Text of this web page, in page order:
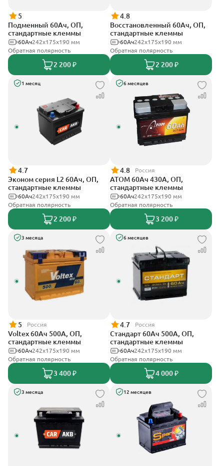
5
Подменный 60Ач, ОП,
стандартные клеммы
242х175х190 мм
60Ач
Обратная полярность
2 200 ₽
4.8
Восстановленный 60Ач, ОП,
стандартные клеммы
242х175х190 мм
60Ач
Обратная полярность
2 200 ₽
1 месяц
4.7
Эконом серия L2 60Ач, ОП,
стандартные клеммы
242х175х190 мм
60Ач
Обратная полярность
2 200 ₽
6 месяцев
4.8 Россия
АТОМ 60Ач 430А, ОП,
стандартные клеммы
242х175х190 мм
60Ач
Обратная полярность
3 200 ₽
3 месяца
5 Россия
Voltex 60Ач 500А, ОП,
стандартные клеммы
242х175х190 мм
60Ач
Обратная полярность
3 400 ₽
6 месяцев
4.7 Россия
Стандарт 60Ач 500А, ОП,
стандартные клеммы
242x175x190 мм
60Ач
Обратная полярность
4 000 ₽
3 месяца 12 месяцев